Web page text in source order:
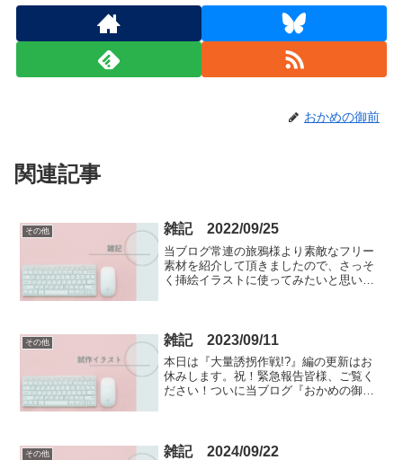
おかめの御前
関連記事
その他 雑記 2022/09/25
当ブログ常連の旅鴉様より素敵なフリー
素材を紹介して頂きましたので、さっそ
く挿絵イラストに使ってみたいと思いま
その他 雑記 2023/09/11
本日は『大量誘拐作戦!?』編の更新はお
休みします。祝！緊急報告皆様、ご覧く
ださい！ついに当ブログ『おかめの御前
10000台まであ...
その他 雑記 2024/09/22